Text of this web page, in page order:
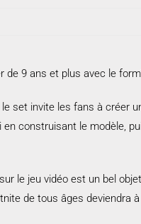
de 9 ans et plus avec le
le set invite les fans à créer
en construisant le modèle,
le jeu vidéo est un bel
de tous âges deviendra